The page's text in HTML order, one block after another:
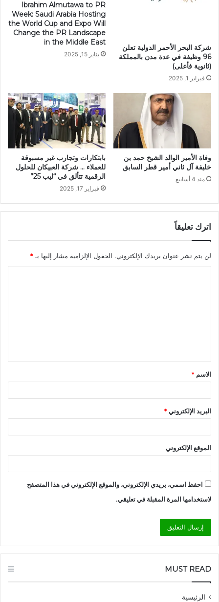
شركة البحر الأحمر الدولية تعلن
96 وظيفة في عدة مدن بالمملكة
(ثانوية فأعلى)
فبراير 1, 2025
Ibrahim Almutawa to PR
Week: Saudi Arabia Hosting
the World Cup and Expo Will
Change the PR Landscape
in the Middle East
يناير 15, 2025
وفاة الأمير الوالد الشيخ حمد بن
خليفة آل ثاني أمير قطر السابق
منذ 4 أسابيع
بابتكارات وتجارب غير مسبوقة
للعملاء … شركة العبيكان للحلول
الرقمية تتألق في “ليب 25”
فبراير 17, 2025
اترك تعليقاً
لن يتم نشر عنوان بريدك الإلكتروني. الحقول الإلزامية مشار إليها بـ*
ق
*
الاسم *
البريد الإلكتروني*
الموقع الإلكتروني
احفظ اسمي، بريدي الإلكتروني، والموقع الإلكتروني في هذا المتصفح
لاستخدامها المرة المقبلة في تعليقي.
MUST READ
الرئيسية